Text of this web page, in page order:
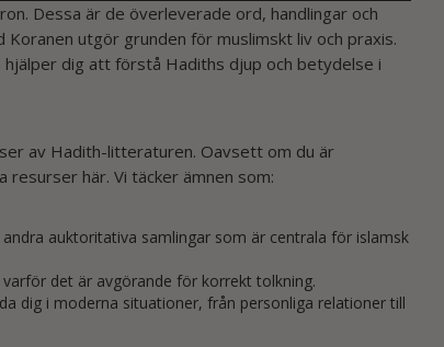
Dessa är de överleverade ord, handlingar och
utgör grunden för muslimskt liv och praxis.
dig att förstå Hadiths djup och betydelse i
av Hadith-litteraturen. Oavsett om du är
här. Vi täcker ämnen som:
auktoritativa samlingar som är centrala för islamsk
det är avgörande för korrekt tolkning.
dig i moderna situationer, från personliga relationer till